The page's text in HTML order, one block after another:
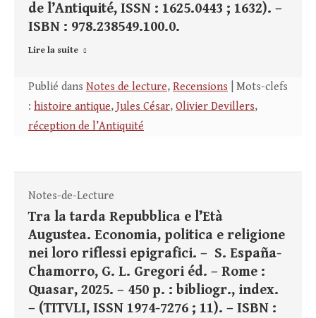
de l’Antiquité, ISSN : 1625.0443 ; 1632). –
ISBN : 978.238549.100.0.
Lire la suite
Publié dans Notes de lecture, Recensions | Mots-clefs
: histoire antique, Jules César, Olivier Devillers,
réception de l’Antiquité
Notes-de-Lecture
Tra la tarda Repubblica e l’Età
Augustea. Economia, politica e religione
nei loro riflessi epigrafici. – S. España-
Chamorro, G. L. Gregori éd. – Rome :
Quasar, 2025. – 450 p. : bibliogr., index.
– (TITVLI, ISSN 1974-7276 ; 11). – ISBN :